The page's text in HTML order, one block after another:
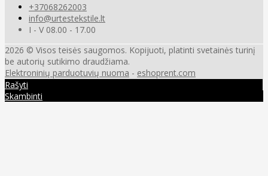
+37068262003
info@urtestekstile.lt
I - V 08.00 - 17.00
2026 © Visos teisės saugomos. Kopijuoti, platinti svetainės turinį
be autorių sutikimo draudžiama.
Elektroninių parduotuvių nuoma - eshoprent.com
Rašyti
Skambinti